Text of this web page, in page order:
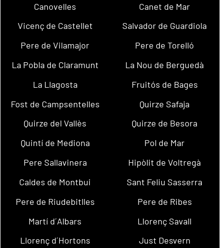
Canovelles
Canet de Mar
Vicenç de Castellet
Salvador de Guardiola
Pere de Vilamajor
Pere de Torelló
La Pobla de Claramunt
La Nou de Berguedà
La Llagosta
Fruitós de Bages
Fost de Campsentelles
Quirze Safaja
Quirze del Vallès
Quirze de Besora
Quintí de Mediona
Pol de Mar
Pere Sallavinera
Hipòlit de Voltregà
Caldes de Montbui
Sant Feliu Sasserra
Pere de Riudebitlles
Pere de Ribes
Martí d´Albars
Llorenç Savall
Llorenç d´Hortons
Just Desvern